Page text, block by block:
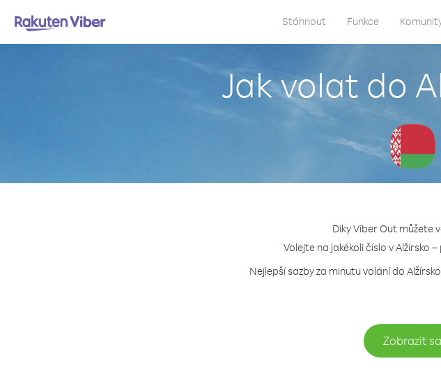
Stáhnout Funkce
Jak volat do
Díky Viber Out můžete
Volejte na jakékoli číslo v Alžírsko
Nejlepší sazby za minutu volání do
Zobrazit